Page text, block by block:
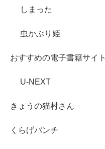
しまった
虫かぶり姫
おすすめの電子書籍サイト
U-NEXT
きょうの猫村さん
くらげバンチ